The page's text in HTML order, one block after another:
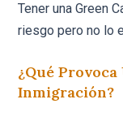
Tener una Green
riesgo pero no lo
¿Qué Provoca
Inmigración?